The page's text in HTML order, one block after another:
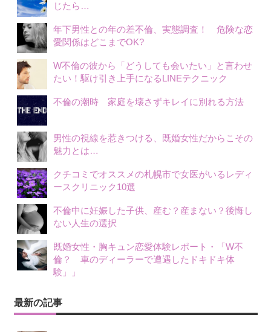
じたら…
年下男性との年の差不倫、実態調査！ 危険な恋
愛関係はどこまでOK?
W不倫の彼から「どうしても会いたい」と言わせ
たい！駆け引き上手になるLINEテクニック
不倫の潮時 家庭を壊さずキレイに別れる方法
男性の視線を惹きつける、既婚女性だからこその
魅力とは…
クチコミでオススメの札幌市で女医がいるレディ
ースクリニック10選
不倫中に妊娠した子供、産む？産まない？後悔し
ない人生の選択
既婚女性・胸キュン恋愛体験レポート・「W不
倫？ 車のディーラーで遭遇したドキドキ体
験」」
最新の記事